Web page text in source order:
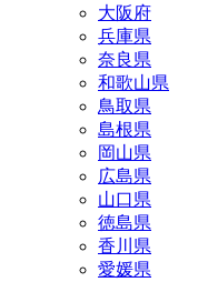
大阪府
兵庫県
奈良県
和歌山県
鳥取県
島根県
岡山県
広島県
山口県
徳島県
香川県
愛媛県